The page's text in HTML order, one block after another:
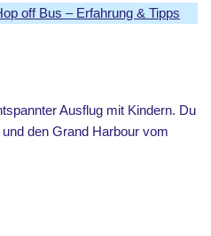
off Bus – Erfahrung & Tipps
Ausflug mit Kindern. Du
den Grand Harbour vom